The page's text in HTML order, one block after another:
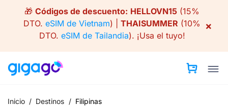
🎁 Códigos de descuento: HELLOVN15 (15%
DTO. eSIM de Vietnam) | THAISUMMER (10%
DTO. eSIM de Tailandia). ¡Usa el tuyo!
×
Inicio / Destinos / Filipinas